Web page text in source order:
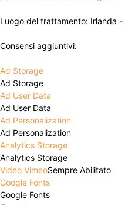
Luogo del trattamento: Irlanda -
Consensi aggiuntivi:
Ad Storage
Ad Storage
Ad User Data
Ad User Data
Ad Personalization
Ad Personalization
Analytics Storage
Analytics Storage
Video VimeoSempre Abilitato
Google Fonts
Google Fonts